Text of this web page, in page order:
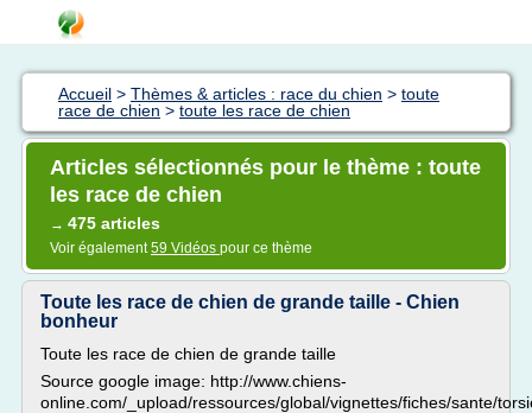
Accueil > Thèmes & articles : race du chien > toute
race de chien > toute les race de chien
Articles sélectionnés pour le thème : toute
les race de chien
→ 475 articles
Voir également59 Vidéos pour ce thème
Toute les race de chien de grande taille - Chien
bonheur
Toute les race de chien de grande taille
Source google image: http://www.chiens-
online.com/_upload/ressources/global/vignettes/fiches/sante/